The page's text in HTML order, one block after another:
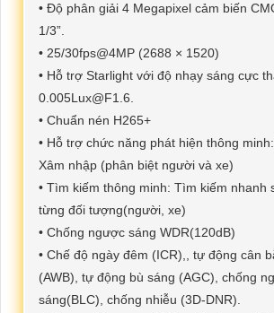
• Độ phân giải 4 Megapixel cảm biến
1/3”.
• 25/30fps@4MP (2688 × 1520)
• Hỗ trợ Starlight với độ nhạy sáng cực
0.005Lux@F1.6.
• Chuẩn nén H265+
• Hỗ trợ chức năng phát hiện thông
Xâm nhập (phân biệt người và xe)
• Tìm kiếm thông minh: Tìm kiếm nhanh
từng đối tượng(người, xe)
• Chống ngược sáng WDR(120dB)
• Chế độ ngày đêm (ICR),, tự động cân
(AWB), tự động bù sáng (AGC), chống
sáng(BLC), chống nhiễu (3D-DNR).